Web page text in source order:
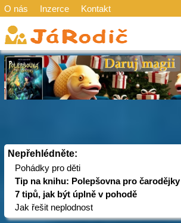
O nás Inzerce Kontakt
Nepřehlédněte:
Pohádky pro děti
Tip na knihu: Polepšovna pro čarodějky
7 tipů, jak být úplně v pohodě
Jak řešit neplodnost